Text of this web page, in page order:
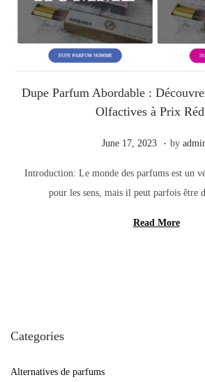
Dupe Parfum Abordable :
Olfactives à Prix
Posted on
June 17, 2023
1
. by
Introduction: Le monde des parfums est un
pour les sens, mais il peut parfois
Read More
Categories
Alternatives de parfums